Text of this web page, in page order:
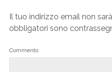
Il tuo indirizzo email non
obbligatori sono
Commento